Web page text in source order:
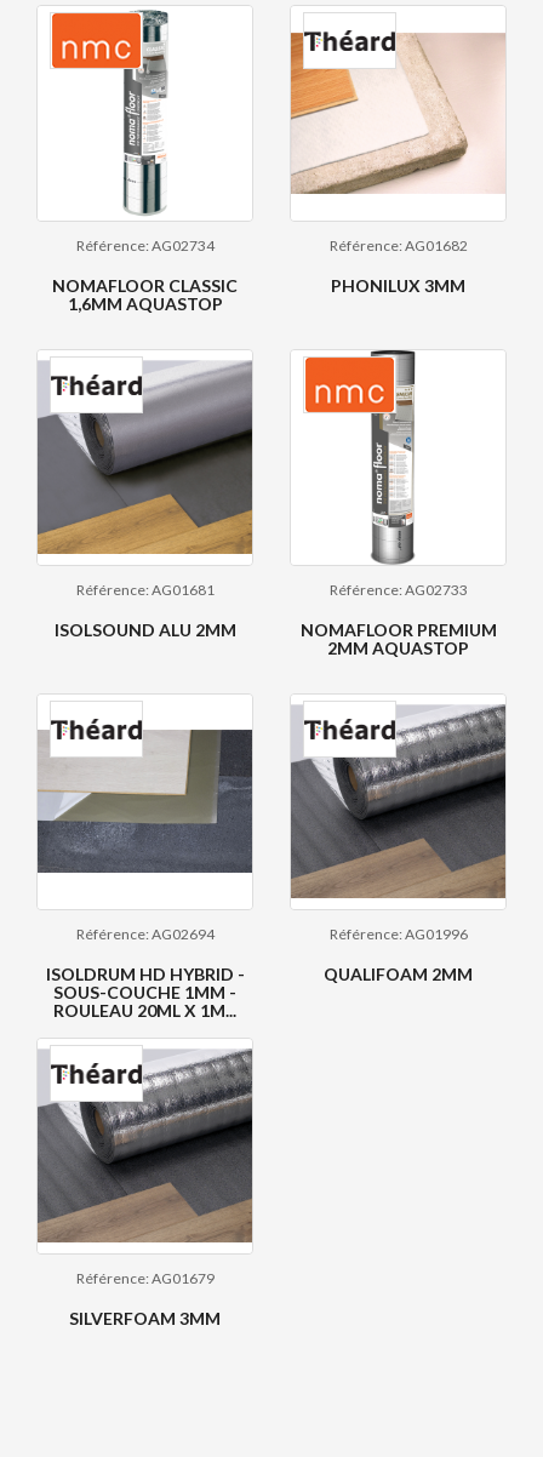
Référence: AG02734
NOMAFLOOR CLASSIC
1,6MM AQUASTOP
Référence: AG01682
PHONILUX 3MM
Référence: AG01681
ISOLSOUND ALU 2MM
Référence: AG02733
NOMAFLOOR PREMIUM
2MM AQUASTOP
Référence: AG02694
ISOLDRUM HD HYBRID -
SOUS-COUCHE 1MM -
ROULEAU 20ML X 1M...
Référence: AG01996
QUALIFOAM 2MM
Référence: AG01679
SILVERFOAM 3MM